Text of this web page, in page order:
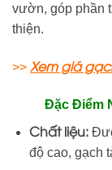
vườn, góp phần
thiện.
>> Xem giá
Đặc Điểm
Chất liệu:
độ cao, gạch